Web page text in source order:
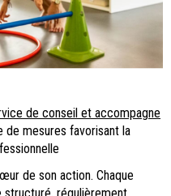
de conseil et accompagne
de mesures favorisant la
de son action. Chaque